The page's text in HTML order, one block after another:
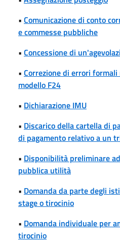
• Comunicazione di conto
e commesse pubbliche
• Concessione di
• Correzione di errori
modello F24
• Dichiarazione IMU
• Discarico della cartella di
di pagamento relativo a un
• Disponibilità preliminare
pubblica utilità
• Domanda da parte degli
stage o tirocinio
• Domanda individuale per
tirocinio